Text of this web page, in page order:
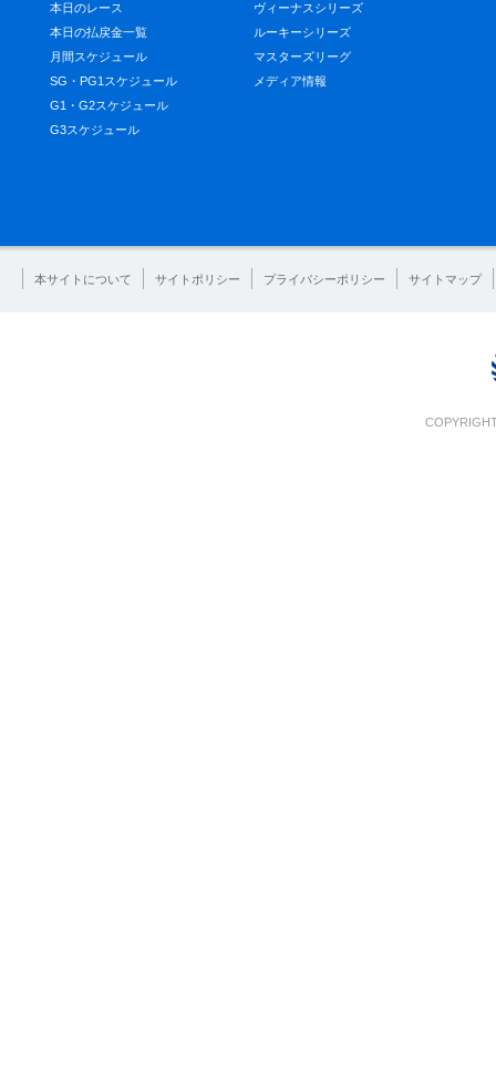
本日のレース
本日の払戻金一覧
月間スケジュール
SG・PG1スケジュール
G1・G2スケジュール
G3スケジュール
ヴィーナスシリーズ
ルーキーシリーズ
マスターズリーグ
メディア情報
本サイトについて サイトポリシー プライバシーポリシー サイトマップ